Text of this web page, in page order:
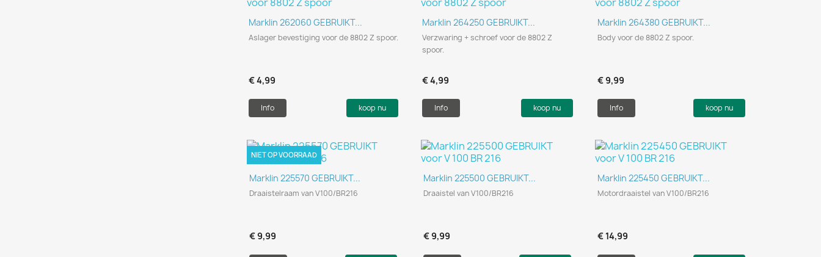
Snel bekijken
Marklin 262060 GEBRUIKT...
Aslager bevestiging voor de 8802 Z spoor.
€ 4,99
Info koop nu
Snel bekijken
Marklin 264250 GEBRUIKT...
Verzwaring + schroef voor de 8802 Z
spoor.
€ 4,99
Info koop nu
Snel bekijken
Marklin 264380 GEBRUIKT...
Body voor de 8802 Z spoor.
€ 9,99
Info koop nu
Snel bekijken
Marklin 225570 GEBRUIKT...
Draaistelraam van V100/BR216
€ 9,99
NIET OP VOORRAAD
Snel bekijken
Marklin 225500 GEBRUIKT...
Draaistel van V100/BR216
€ 9,99
Snel bekijken
Marklin 225450 GEBRUIKT...
Motordraaistel van V100/BR216
€ 14,99